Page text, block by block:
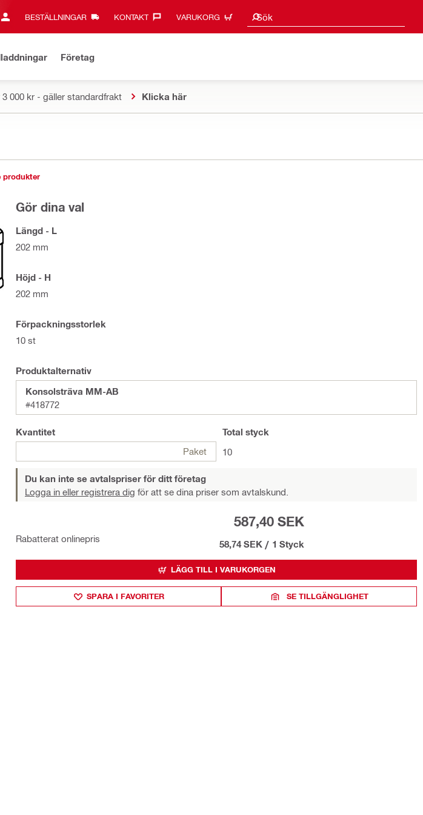
BESTÄLLNINGAR KONTAKT‎ VARUKORG Sök
Sökförslag
Företag
000 kr - gäller standardfrakt Klicka här
produkter
Gör dina val
Längd - L
202 mm
Höjd - H
202 mm
Förpackningsstorlek
10 st
Produktalternativ
Konsolsträva MM-AB
#418772
Kvantitet
Paket
Total styck
10
Du kan inte se avtalspriser för ditt företag
Logga in eller registrera dig för att se dina priser som avtalskund.
Rabatterat onlinepris
587,40 SEK
58,74 SEK / 1 Styck
LÄGG TILL I VARUKORGEN
SPARA I FAVORITER SE TILLGÄNGLIGHET